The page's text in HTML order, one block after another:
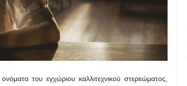
του εγχώριου καλλιτεχνικού στερεώματος,